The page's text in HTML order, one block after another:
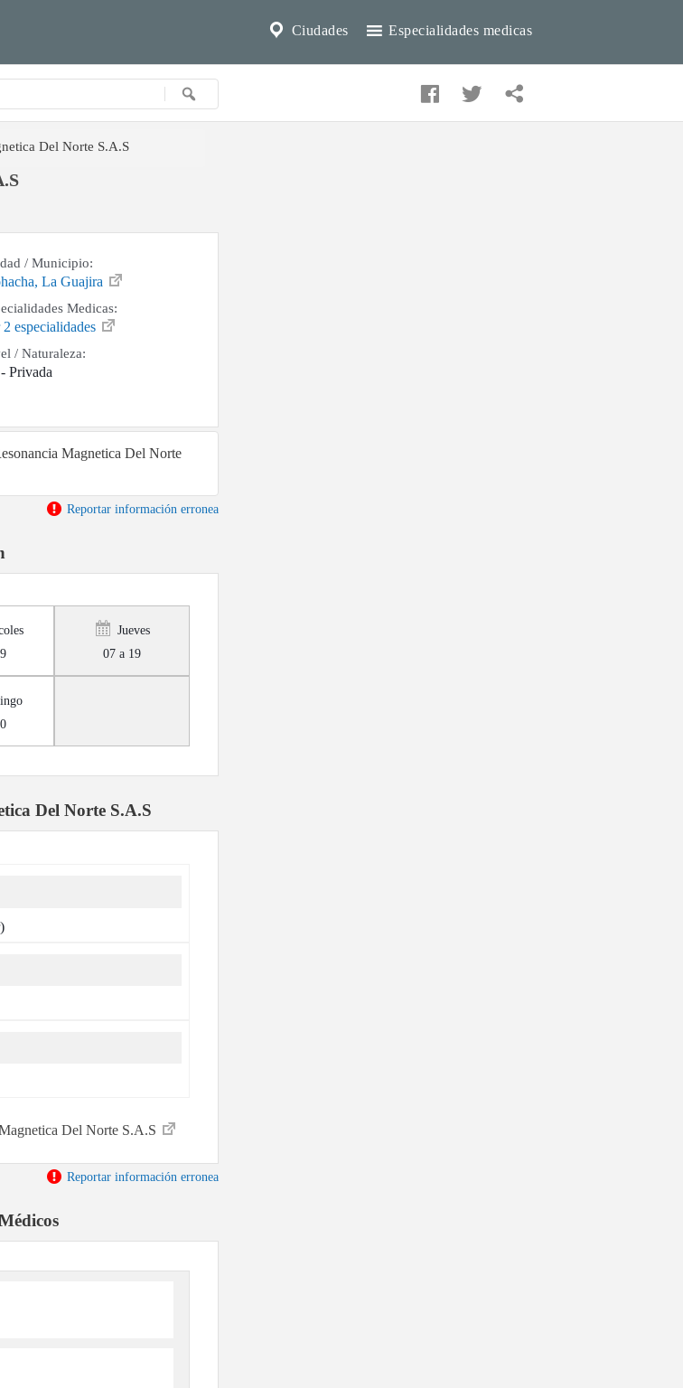
Especialidades medicas
Ciudades
Del Norte S.A.S
/ Municipio:
La Guajira
Medicas:
2 especialidades
/ Naturaleza:
Privada
Magnetica Del Norte
Reportar información erronea
Jueves
07 a 19
Del Norte S.A.S
Del Norte S.A.S
Reportar información erronea